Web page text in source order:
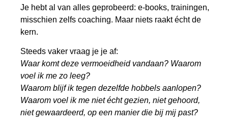
Je hebt al van alles geprobeerd: e-books, trainingen,
misschien zelfs coaching. Maar niets raakt écht de
kern.
Steeds vaker vraag je je af:
Waar komt deze vermoeidheid vandaan? Waarom
voel ik me zo leeg?
Waarom blijf ik tegen dezelfde hobbels aanlopen?
Waarom voel ik me niet écht gezien, niet gehoord,
niet gewaardeerd, op een manier die bij mij past?